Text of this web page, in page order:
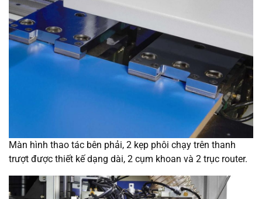
Màn hình thao tác bên phải, 2 kẹp phôi chạy trên thanh
trượt được thiết kế dạng dài, 2 cụm khoan và 2 trục router.